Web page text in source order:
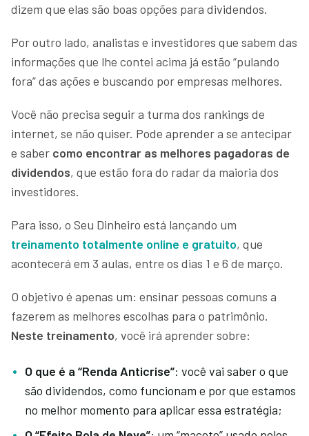
dizem que elas são boas opções para dividendos.
Por outro lado, analistas e investidores que sabem das
informações que lhe contei acima já estão “pulando
fora” das ações e buscando por empresas melhores.
Você não precisa seguir a turma dos rankings de
internet, se não quiser. Pode aprender a se antecipar
e saber como encontrar as melhores pagadoras de
dividendos, que estão fora do radar da maioria dos
investidores.
Para isso, o Seu Dinheiro está lançando um
treinamento totalmente online e gratuito, que
acontecerá em 3 aulas, entre os dias 1 e 6 de março.
O objetivo é apenas um: ensinar pessoas comuns a
fazerem as melhores escolhas para o patrimônio.
Neste treinamento, você irá aprender sobre:
O que é a “Renda Anticrise”: você vai saber o que
são dividendos, como funcionam e por que estamos
no melhor momento para aplicar essa estratégia;